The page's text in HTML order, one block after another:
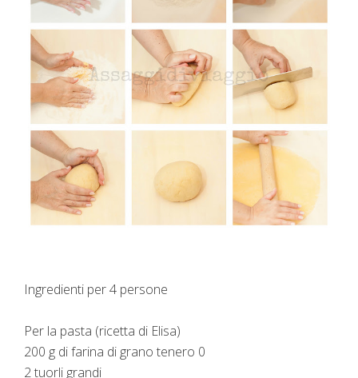
Ingredienti per 4 persone
Per la pasta (ricetta di Elisa)
200 g di farina di grano tenero 0
2 tuorli grandi